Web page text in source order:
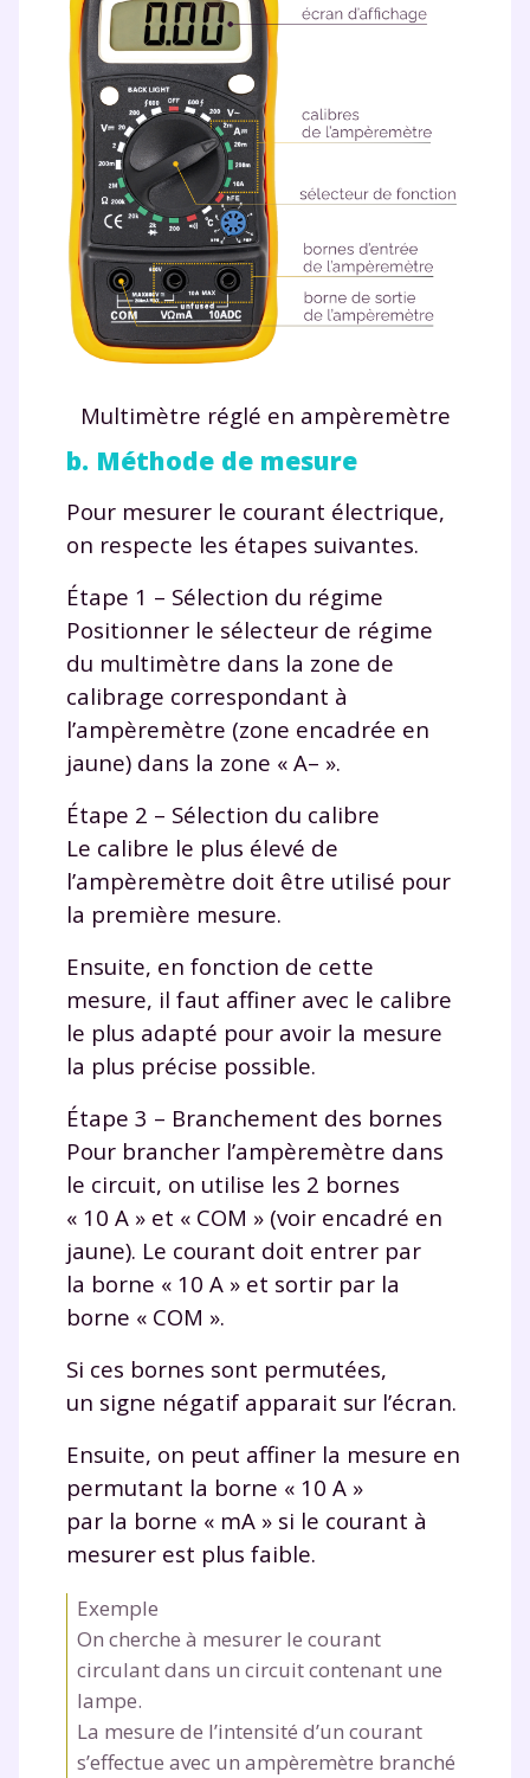
Multimètre réglé en ampèremètre
b. Méthode de mesure
Pour mesurer le courant électrique,
on respecte les étapes suivantes.
Étape 1 – Sélection du régime
Positionner le sélecteur de régime
du multimètre dans la zone de
calibrage correspondant à
l’ampèremètre (zone encadrée en
jaune) dans la zone « A– ».
Étape 2 – Sélection du calibre
Le calibre le plus élevé de
l’ampèremètre doit être utilisé pour
la première mesure.
Ensuite, en fonction de cette
mesure, il faut affiner avec le calibre
le plus adapté pour avoir la mesure
la plus précise possible.
Étape 3 – Branchement des bornes
Pour brancher l’ampèremètre dans
le circuit, on utilise les 2 bornes
« 10 A » et « COM » (voir encadré en
jaune). Le courant doit entrer par
la borne « 10 A » et sortir par la
borne « COM ».
Si ces bornes sont permutées,
un signe négatif apparait sur l’écran.
Ensuite, on peut affiner la mesure en
permutant la borne « 10 A »
par la borne « mA » si le courant à
mesurer est plus faible.
Exemple
On cherche à mesurer le courant
circulant dans un circuit contenant une
lampe.
La mesure de l’intensité d’un courant
s’effectue avec un ampèremètre branché
communications de la part de
myMaxicours.
Votre adresse e-mail sera exclusivement utilisée pour
vous envoyer notre newsletter. Vous pourrez vous
désinscrire à tout moment, à travers le lien de
désinscription présent dans chaque newsletter. Pour
en savoir plus sur la gestion de vos données
personnelles et pour exercer vos droits, vous pouvez
consulternotre charte.